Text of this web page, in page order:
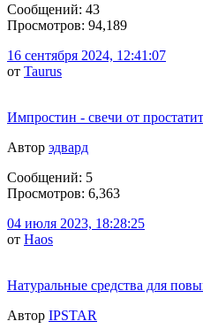
Сообщений: 43
Просмотров: 94,189
16 сентября 2024, 12:41:07
от Taurus
Импростин - свечи от
Автор эдвард
Сообщений: 5
Просмотров: 6,363
04 июля 2023, 18:28:25
от Haos
Натуральные средства для
Автор IPSTAR